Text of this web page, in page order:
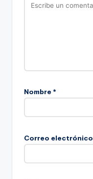
Nombre *
Correo electrónico